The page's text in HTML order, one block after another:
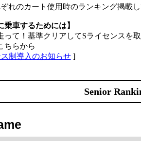
れのカート使用時のランキング掲載し
乗車するためには】
って！基準クリアしてSライセンスを
ちらから
制導入のお知らせ]
Senior